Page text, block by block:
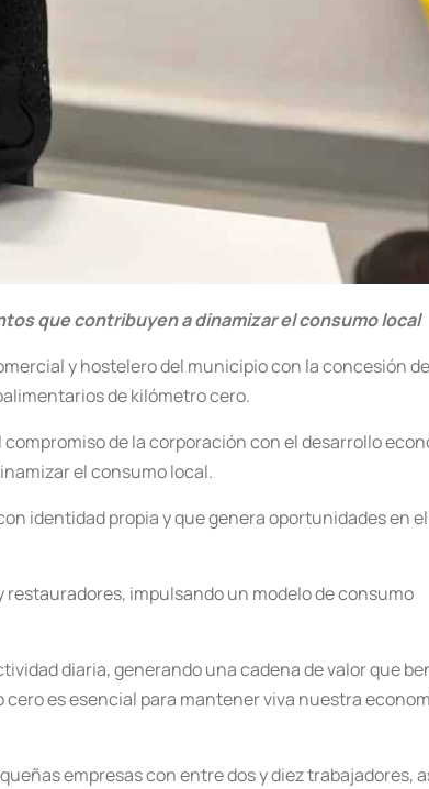
que contribuyen a dinamizar el consumo local
y hostelero del municipio con la concesión
de kilómetro cero.
de la corporación con el desarrollo
el consumo local.
identidad propia y que genera oportunidades en
impulsando un modelo de consumo
diaria, generando una cadena de valor que
es esencial para mantener viva nuestra
empresas con entre dos y diez trabajadores,